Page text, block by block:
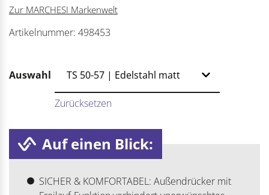
Zur MARCHESI Markenwelt
Artikelnummer: 498453
Auswahl
Zurücksetzen
Auf einen Blick:
SICHER & KOMFORTABEL: Außendrücker mit